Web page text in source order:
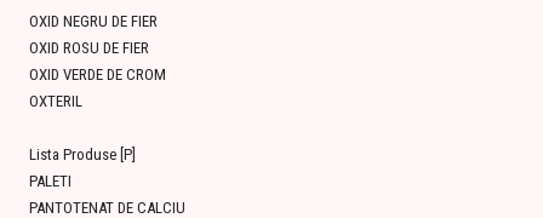
OXID NEGRU DE FIER
OXID ROSU DE FIER
OXID VERDE DE CROM
OXTERIL
Lista Produse [P]
PALETI
PANTOTENAT DE CALCIU